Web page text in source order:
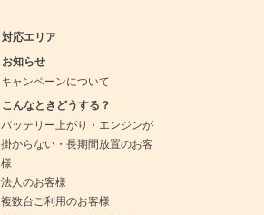
対応エリア
お知らせ
キャンペーンについて
こんなときどうする？
バッテリー上がり・エンジンが
掛からない・長期間放置のお客
様
法人のお客様
複数台ご利用のお客様